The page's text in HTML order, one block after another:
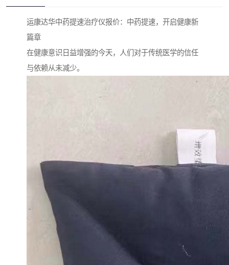
运康达华中药提速治疗仪报价：中药提速，开启健康新
篇章
在健康意识日益增强的今天，人们对于传统医学的信任
与依赖从未减少。